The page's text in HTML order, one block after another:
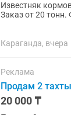
Известняк
Заказ от 20
Караганда, вчера
Реклама
Продам 2
20 000 ₸